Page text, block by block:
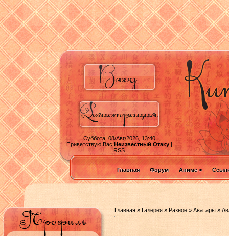
Суббота, 08/Авг/2026, 13:40
Приветствую ВасНеизвестный Отаку|
RSS
Главная Форум Аниме >
Главная » Галерея » Разное » Аватары »